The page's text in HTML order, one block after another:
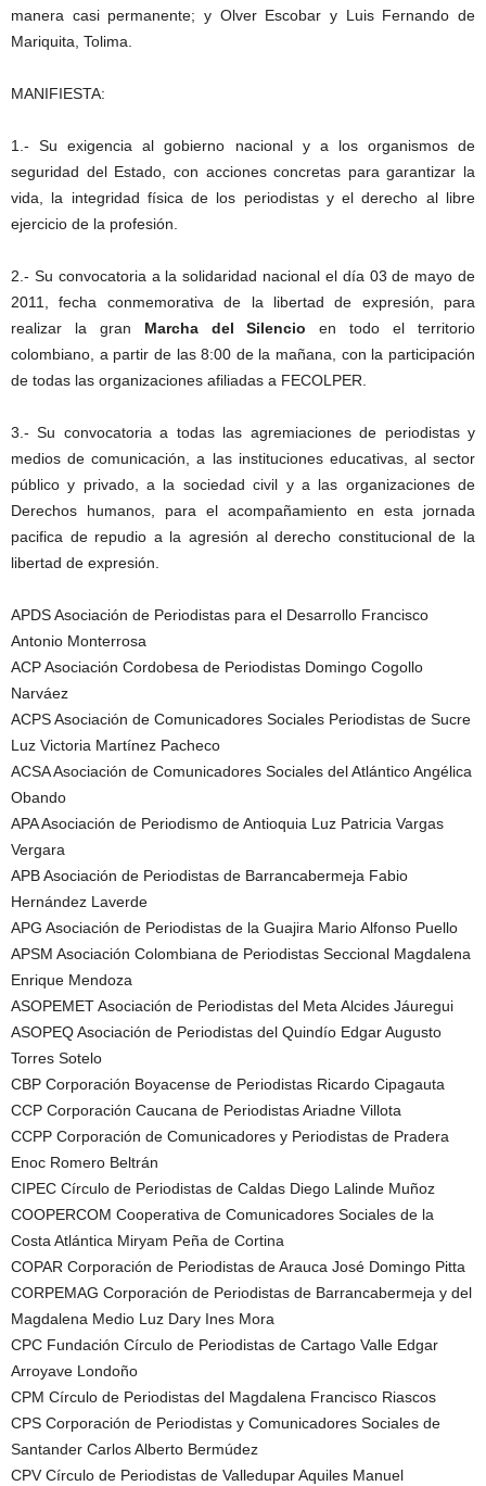
manera casi permanente; y Olver Escobar y Luis Fernando de
Mariquita, Tolima.
MANIFIESTA:
1.- Su exigencia al gobierno nacional y a los organismos de
seguridad del Estado, con acciones concretas para garantizar la
vida, la integridad física de los periodistas y el derecho al libre
ejercicio de la profesión.
2.- Su convocatoria a la solidaridad nacional el día 03 de mayo de
2011, fecha conmemorativa de la libertad de expresión, para
realizar la gran Marcha del Silencio en todo el territorio
colombiano, a partir de las 8:00 de la mañana, con la participación
de todas las organizaciones afiliadas a FECOLPER.
3.- Su convocatoria a todas las agremiaciones de periodistas y
medios de comunicación, a las instituciones educativas, al sector
público y privado, a la sociedad civil y a las organizaciones de
Derechos humanos, para el acompañamiento en esta jornada
pacifica de repudio a la agresión al derecho constitucional de la
libertad de expresión.
APDS Asociación de Periodistas para el Desarrollo Francisco
Antonio Monterrosa
ACP Asociación Cordobesa de Periodistas Domingo Cogollo
Narváez
ACPS Asociación de Comunicadores Sociales Periodistas de Sucre
Luz Victoria Martínez Pacheco
ACSA Asociación de Comunicadores Sociales del Atlántico Angélica
Obando
APA Asociación de Periodismo de Antioquia Luz Patricia Vargas
Vergara
APB Asociación de Periodistas de Barrancabermeja Fabio
Hernández Laverde
APG Asociación de Periodistas de la Guajira Mario Alfonso Puello
APSM Asociación Colombiana de Periodistas Seccional Magdalena
Enrique Mendoza
ASOPEMET Asociación de Periodistas del Meta Alcides Jáuregui
ASOPEQ Asociación de Periodistas del Quindío Edgar Augusto
Torres Sotelo
CBP Corporación Boyacense de Periodistas Ricardo Cipagauta
CCP Corporación Caucana de Periodistas Ariadne Villota
CCPP Corporación de Comunicadores y Periodistas de Pradera
Enoc Romero Beltrán
CIPEC Círculo de Periodistas de Caldas Diego Lalinde Muñoz
COOPERCOM Cooperativa de Comunicadores Sociales de la
Costa Atlántica Miryam Peña de Cortina
COPAR Corporación de Periodistas de Arauca José Domingo Pitta
CORPEMAG Corporación de Periodistas de Barrancabermeja y del
Magdalena Medio Luz Dary Ines Mora
CPC Fundación Círculo de Periodistas de Cartago Valle Edgar
Arroyave Londoño
CPM Círculo de Periodistas del Magdalena Francisco Riascos
CPS Corporación de Periodistas y Comunicadores Sociales de
Santander Carlos Alberto Bermúdez
CPV Círculo de Periodistas de Valledupar Aquiles Manuel